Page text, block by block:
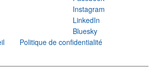
Instagram
LinkedIn
Bluesky
Politique de confidentialité